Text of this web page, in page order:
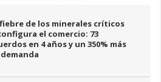
de los minerales críticos
el comercio: 73
en 4 años y un 350% más